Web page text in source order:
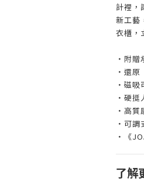
計裡，
新工藝
衣櫃，
‧附贈
‧還原
‧磁吸
‧硬挺
‧高質
‧可調
‧《
了解